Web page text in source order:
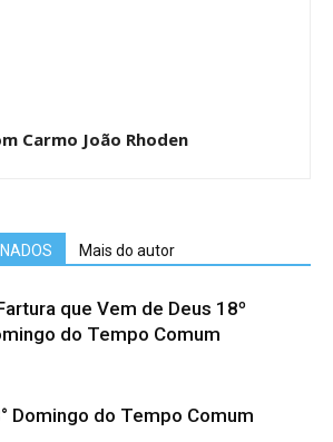
Carmo João Rhoden
Mais do autor
que Vem de Deus 18º
do Tempo Comum
Domingo do Tempo Comum